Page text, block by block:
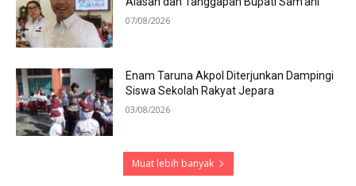
07/08/2026
Enam Taruna Akpol Diterjunkan Dampingi
Siswa Sekolah Rakyat Jepara
03/08/2026
Muat lebih banyak